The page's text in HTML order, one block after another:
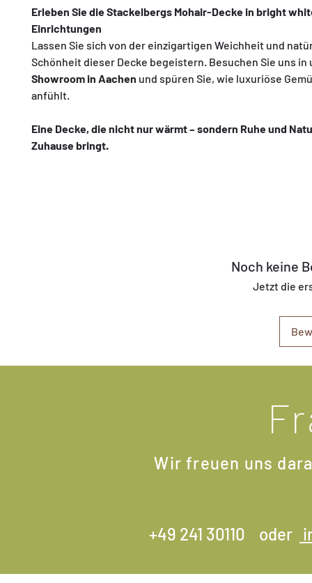
Erleben Sie die Stackelbergs Mohair-Decke in bright
Einrichtungen
Lassen Sie sich von der einzigartigen Weichheit und
Schönheit dieser Decke begeistern. Besuchen Sie uns in
Showroom in Aachen und spüren Sie, wie luxuriöse
anfühlt.
Eine Decke, die nicht nur wärmt – sondern Ruhe und
Zuhause bringt.
Noch keine
Jetzt die
Wir freuen uns
+49 241 30110 oder